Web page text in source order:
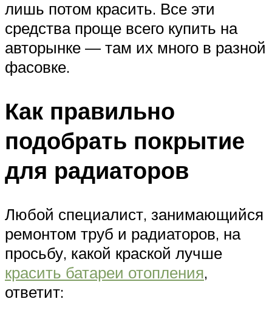
лишь потом красить. Все эти
средства проще всего купить на
авторынке — там их много в разной
фасовке.
Как правильно
подобрать покрытие
для радиаторов
Любой специалист, занимающийся
ремонтом труб и радиаторов, на
просьбу, какой краской лучше
красить батареи отопления,
ответит: